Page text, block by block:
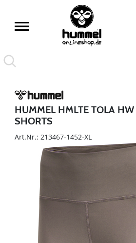
HUMMEL HMLTE TOLA
SHORTS
Art.Nr.: 213467-1452-XL